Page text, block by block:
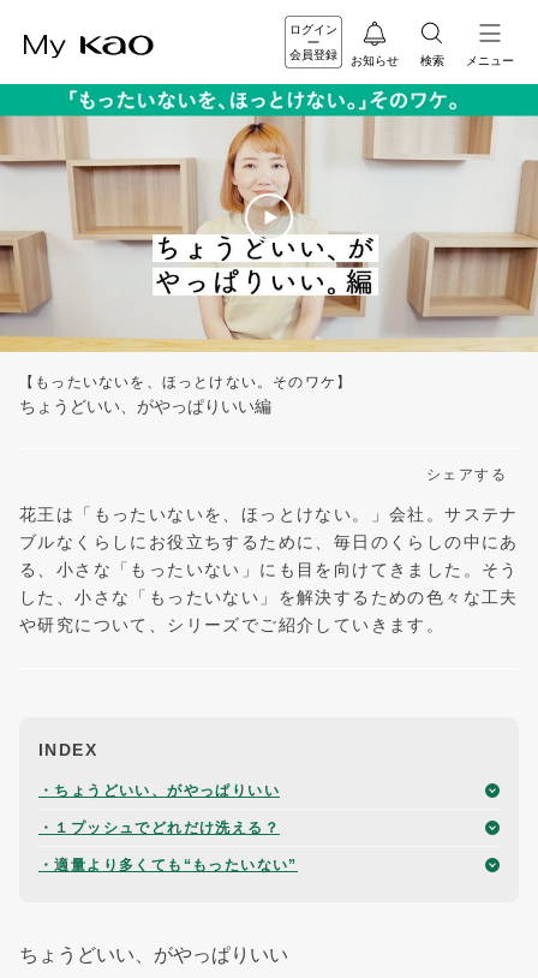
ログイン
会員登録
お知らせ 検索 メニュー
【もったいないを、ほっとけない。そのワケ】
ちょうどいい、がやっぱりいい編
シェアする
花王は「もったいないを、ほっとけない。」会社。サステナ
ブルなくらしにお役立ちするために、毎日のくらしの中にあ
る、小さな「もったいない」にも目を向けてきました。そう
した、小さな「もったいない」を解決するための色々な工夫
や研究について、シリーズでご紹介していきます。
INDEX
・ちょうどいい、がやっぱりいい
・１プッシュでどれだけ洗える？
・適量より多くても“もったいない”
ちょうどいい、がやっぱりいい